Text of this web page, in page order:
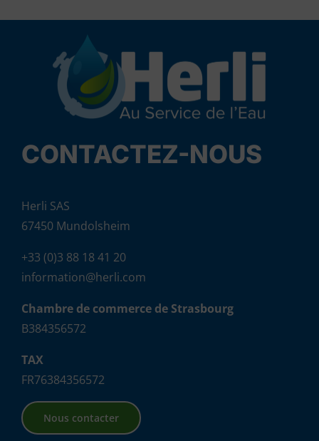
CONTACTEZ-NOUS
Herli SAS
67450 Mundolsheim
+33 (0)3 88 18 41 20
information@herli.com
Chambre de commerce de Strasbourg
B384356572
TAX
FR76384356572
Nous contacter